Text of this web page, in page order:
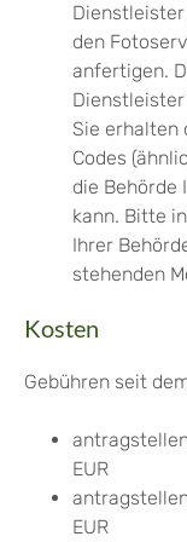
den
anfertigen.
Sie erhalten
Codes
die Behörde
kann. Bitte
Ihrer
stehenden
Kosten
Gebühren seit
EUR
EUR